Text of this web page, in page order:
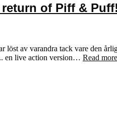
of Piff & Puff!
löst av varandra tack vare den
en live action version… Read